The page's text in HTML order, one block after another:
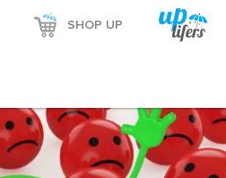
SHOP UP